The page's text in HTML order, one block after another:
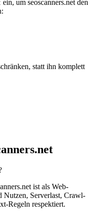
ein, um seoscanners.net den
statt ihn komplett
ist als Web-
Nutzen, Serverlast, Crawl-
Regeln respektiert.